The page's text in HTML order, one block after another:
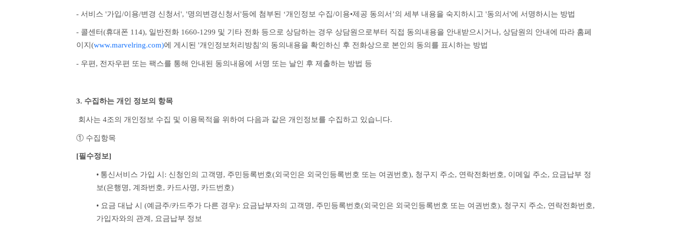
- 서비스 '가입/이용/변경 신청서', '명의변경신청서'등에 첨부된 ‘개인정보 수집/이용•제공 동의서’의 세부 내용을 숙지하시고 '동의서'에 서명하시는 방법
- 콜센터(휴대폰 114), 일반전화 1660-1299 및 기타 전화 등으로 상담하는 경우 상담원으로부터 직접 동의내용을 안내받으시거나, 상담원의 안내에 따라 홈페
이지(www.marvelring.com)에 게시된 '개인정보처리방침'의 동의내용을 확인하신 후 전화상으로 본인의 동의를 표시하는 방법
- 우편, 전자우편 또는 팩스를 통해 안내된 동의내용에 서명 또는 날인 후 제출하는 방법 등
3. 수집하는 개인 정보의 항목
회사는 4조의 개인정보 수집 및 이용목적을 위하여 다음과 같은 개인정보를 수집하고 있습니다.
① 수집항목
[필수정보]
• 통신서비스 가입 시: 신청인의 고객명, 주민등록번호(외국인은 외국인등록번호 또는 여권번호), 청구지 주소, 연락전화번호, 이메일 주소, 요금납부 정
보(은행명, 계좌번호, 카드사명, 카드번호)
• 요금 대납 시 (예금주/카드주가 다른 경우): 요금납부자의 고객명, 주민등록번호(외국인은 외국인등록번호 또는 여권번호), 청구지 주소, 연락전화번호,
가입자와의 관계, 요금납부 정보